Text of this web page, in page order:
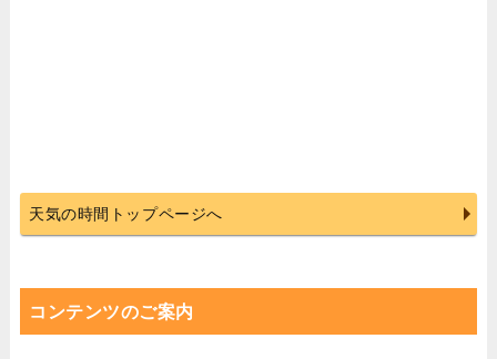
天気の時間トップページへ
コンテンツのご案内